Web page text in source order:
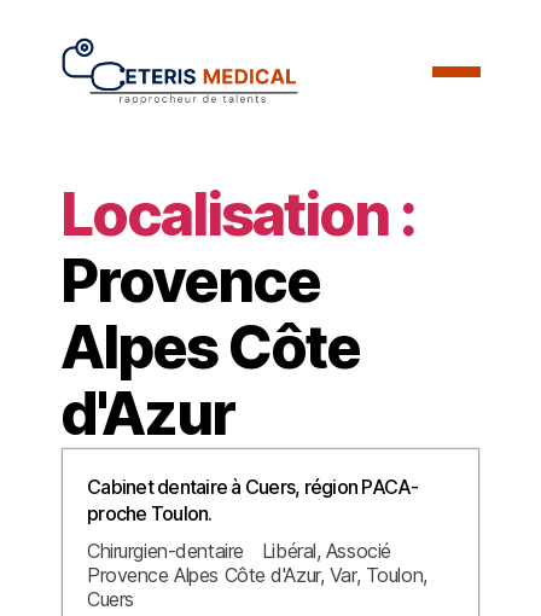
Localisation :
Provence
Alpes Côte
d'Azur
Cabinet dentaire à Cuers, région PACA-
proche Toulon.
Chirurgien-dentaire
Libéral Associé
Provence Alpes Côte d'Azur Var Toulon
Cuers